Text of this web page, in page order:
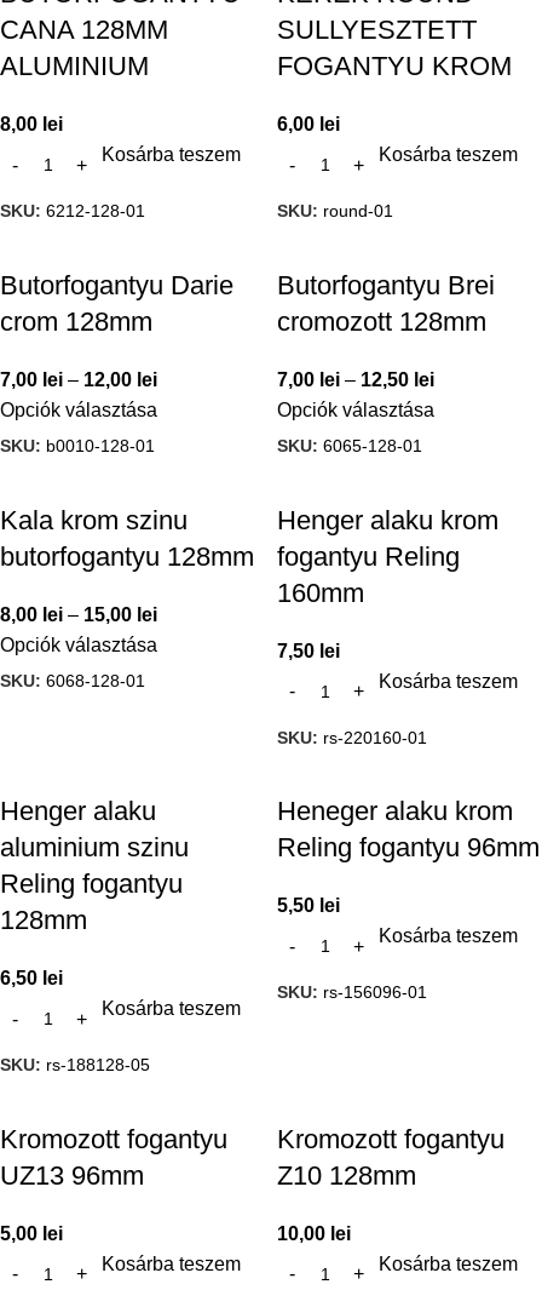
CANA 128MM
ALUMINIUM
8,00 lei
Kosárba teszem
SKU: 6212-128-01
SULLYESZTETT
FOGANTYU KROM
6,00 lei
Kosárba teszem
SKU: round-01
Butorfogantyu Darie
crom 128mm
7,00 lei – 12,00 lei
Opciók választása
SKU: b0010-128-01
Butorfogantyu Brei
cromozott 128mm
7,00 lei – 12,50 lei
Opciók választása
SKU: 6065-128-01
Kala krom szinu
butorfogantyu 128mm
8,00 lei – 15,00 lei
Opciók választása
SKU: 6068-128-01
Henger alaku krom
fogantyu Reling
160mm
7,50 lei
Kosárba teszem
SKU: rs-220160-01
Henger alaku
aluminium szinu
Reling fogantyu
128mm
6,50 lei
Kosárba teszem
SKU: rs-188128-05
Heneger alaku krom
Reling fogantyu 96mm
5,50 lei
Kosárba teszem
SKU: rs-156096-01
Kromozott fogantyu
UZ13 96mm
5,00 lei
Kosárba teszem
Kromozott fogantyu
Z10 128mm
10,00 lei
Kosárba teszem